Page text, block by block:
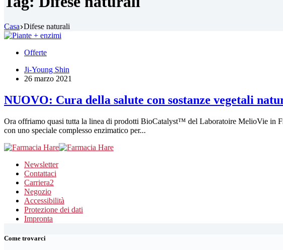
Casa Difese naturali
Offerte
Ji-Young Shin
26 marzo 2021
NUOVO: Cura della salute con sostanze vegetali
Ora offriamo quasi tutta la linea di prodotti BioCatalyst™ del Laboratoire MelioVie in
con uno speciale complesso enzimatico per...
Newsletter
Contattaci
Carriera2
Negozio
Accessibilità
Protezione dei dati
Impronta
Come trovarci